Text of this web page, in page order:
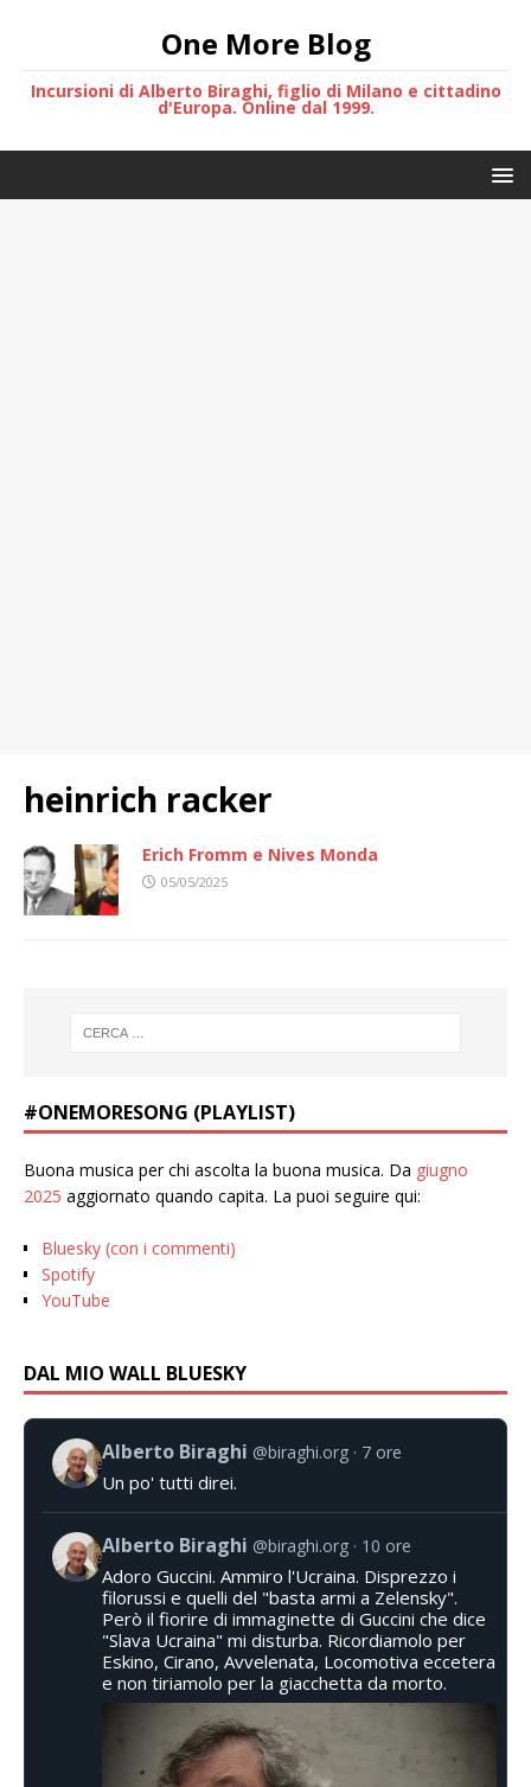
One More Blog
Incursioni di Alberto Biraghi, figlio di Milano e cittadino
d'Europa. Online dal 1999.
heinrich racker
Erich Fromm e Nives Monda
05/05/2025
#ONEMORESONG (PLAYLIST)
Buona musica per chi ascolta la buona musica. Da giugno
2025 aggiornato quando capita. La puoi seguire qui:
Bluesky (con i commenti)
Spotify
YouTube
DAL MIO WALL BLUESKY
Alberto Biraghi @biraghi.org 7 ore
Un po' tutti direi.
Alberto Biraghi @biraghi.org 10 ore
Adoro Guccini. Ammiro l'Ucraina. Disprezzo i
filorussi e quelli del "basta armi a Zelensky".
Però il fiorire di immaginette di Guccini che dice
"Slava Ucraina" mi disturba. Ricordiamolo per
Eskino, Cirano, Avvelenata, Locomotiva eccetera
e non tiriamolo per la giacchetta da morto.